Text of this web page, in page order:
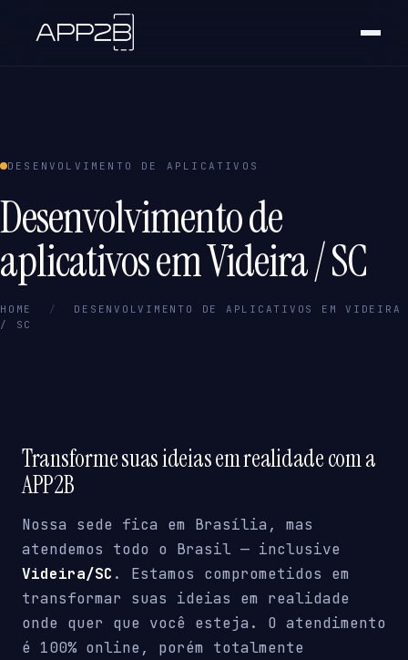
DESENVOLVIMENTO DE APLICATIVOS
Desenvolvimento de
aplicativos em Videira / SC
HOME /
DESENVOLVIMENTO DE APLICATIVOS EM VIDEIRA
/ SC
Transforme suas ideias em realidade com a
APP2B
Nossa sede fica em Brasília, mas
atendemos todo o Brasil — inclusive
Videira/SC . Estamos comprometidos em
transformar suas ideias em realidade
onde quer que você esteja. O atendimento
é 100% online, porém totalmente